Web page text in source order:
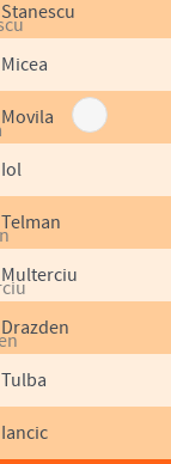
Stanescu
Micea
Movila
Iol
Telman
Multerciu
Drazden
Tulba
Iancic